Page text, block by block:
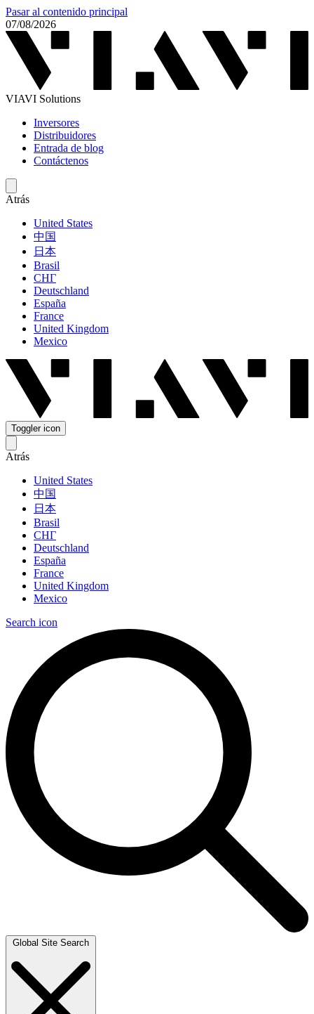
Pasar al contenido principal
07/08/2026
VIAVI Solutions
Inversores
Distribuidores
Entrada de blog
Contáctenos
Atrás
United States
中国
日本
Brasil
СНГ
Deutschland
España
France
United Kingdom
Mexico
Toggler icon
Atrás
United States
中国
日本
Brasil
СНГ
Deutschland
España
France
United Kingdom
Mexico
Search icon
Global Site Search